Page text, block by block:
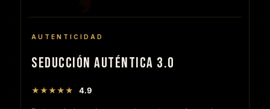
AUTENTICIDAD
SEDUCCIÓN AUTÉNTICA 3.0
★★★★★ 4.9